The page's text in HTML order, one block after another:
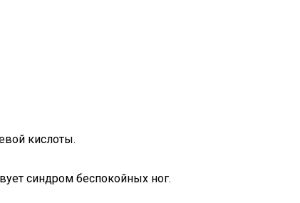
кислоты.
синдром беспокойных ног.